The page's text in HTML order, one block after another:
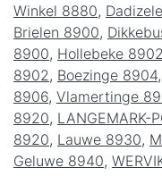
Winkel 8880,
Brielen 8900,
8900, Hollebeke 8902
8902 , Boezinge 8904,
8906, Vlamertinge
8920, LANGEMARK-
8920, Lauwe 8930,
Geluwe 8940,